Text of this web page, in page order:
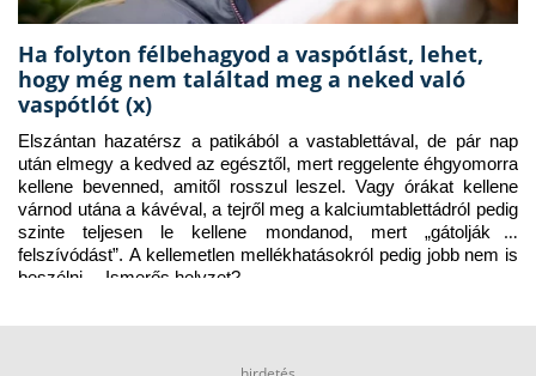
Ha folyton félbehagyod a vaspótlást, lehet,
hogy még nem találtad meg a neked való
vaspótlót (x)
Elszántan hazatérsz a patikából a vastablettával, de pár nap
után elmegy a kedved az egésztől, mert reggelente éhgyomorra
kellene bevenned, amitől rosszul leszel. Vagy órákat kellene
várnod utána a kávéval, a tejről meg a kalciumtablettádról pedig
szinte teljesen le kellene mondanod, mert „gátolják a
felszívódást”. A kellemetlen mellékhatásokról pedig jobb nem is
beszélni… Ismerős helyzet?